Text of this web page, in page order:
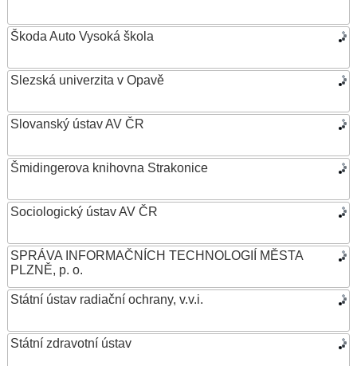
Škoda Auto Vysoká škola
Slezská univerzita v Opavě
Slovanský ústav AV ČR
Šmidingerova knihovna Strakonice
Sociologický ústav AV ČR
SPRÁVA INFORMAČNÍCH TECHNOLOGIÍ MĚSTA
PLZNĚ, p. o.
Státní ústav radiační ochrany, v.v.i.
Státní zdravotní ústav